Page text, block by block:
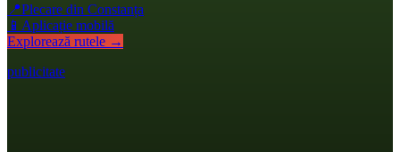
📍Plecare din Constanța
📱 Aplicație mobilă
Explorează rutele →
publicitate